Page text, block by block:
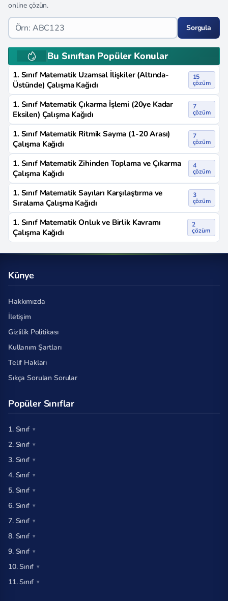
online çözün.
Sorgula
Bu Sınıftan Popüler Konular
1. Sınıf Matematik Uzamsal İlişkiler (Altında-
Üstünde) Çalışma Kağıdı
15
çözüm
1. Sınıf Matematik Çıkarma İşlemi (20ye Kadar
Eksilen) Çalışma Kağıdı
7
çözüm
1. Sınıf Matematik Ritmik Sayma (1-20 Arası)
Çalışma Kağıdı
7
çözüm
1. Sınıf Matematik Zihinden Toplama ve Çıkarma
Çalışma Kağıdı
4
çözüm
1. Sınıf Matematik Sayıları Karşılaştırma ve
Sıralama Çalışma Kağıdı
3
çözüm
1. Sınıf Matematik Onluk ve Birlik Kavramı
Çalışma Kağıdı
2
çözüm
Künye
Hakkımızda
İletişim
Gizlilik Politikası
Kullanım Şartları
Telif Hakları
Sıkça Sorulan Sorular
Popüler Sınıflar
1. Sınıf
2. Sınıf
3. Sınıf
4. Sınıf
5. Sınıf
6. Sınıf
7. Sınıf
8. Sınıf
9. Sınıf
10. Sınıf
11. Sınıf